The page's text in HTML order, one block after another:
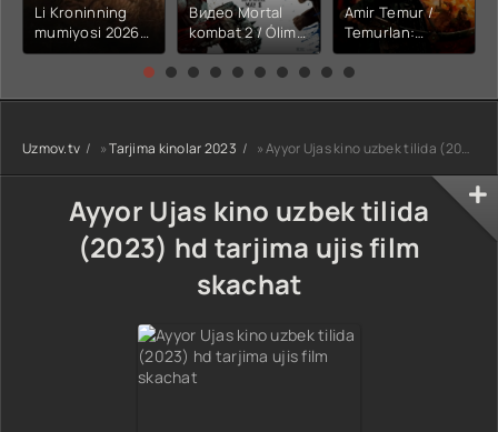
Li Kroninning
mumiyosi 2026
(uzbek tilida
kino) tarjima HD
Видео Mortal
kombat 2 / Ólim
jangi 2 (2026)
Uzbek tilida
Amir Temur /
Temurlan:
Fathchining
yuksalishi
tarjima kino Full
HD tas-ix
Uzmov.tv »Tarjima kinolar 2023 » Ayyor Ujas kino uzbek tilida (2023) hd tarjima ujis film skachat
Ayyor Ujas kino uzbek tilida
(2023) hd tarjima ujis film
skachat